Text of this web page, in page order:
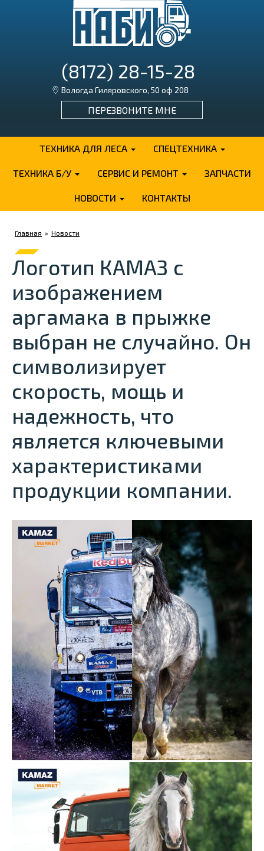
(8172) 28-15-28
Вологда Гиляровского, 50 оф 208
ПЕРЕЗВОНИТЕ МНЕ
ТЕХНИКА ДЛЯ ЛЕСА СПЕЦТЕХНИКА
ТЕХНИКА Б/У СЕРВИС И РЕМОНТ ЗАПЧАСТИ
НОВОСТИ КОНТАКТЫ
Главная » Новости
Логотип КАМАЗ с
изображением
аргамака в прыжке
выбран не случайно. Он
символизирует
скорость, мощь и
надежность, что
является ключевыми
характеристиками
продукции компании.